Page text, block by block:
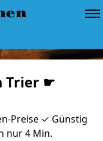
Trier ☛
Preise ✓ Günstig
nur 4 Min.